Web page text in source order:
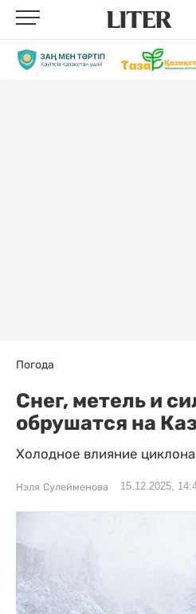
Погода
Снег, метель и
обрушатся на
Холодное влияние
Нэля Сулейменова 15.12.2025,